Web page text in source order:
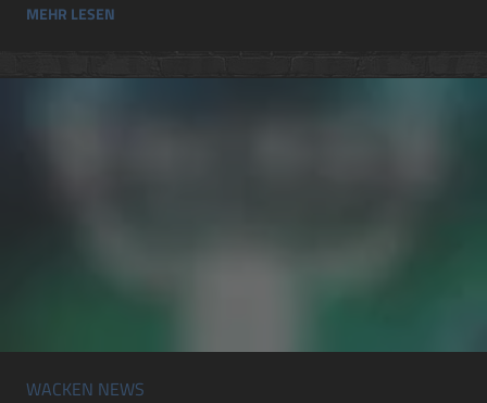
MEHR LESEN
WACKEN NEWS